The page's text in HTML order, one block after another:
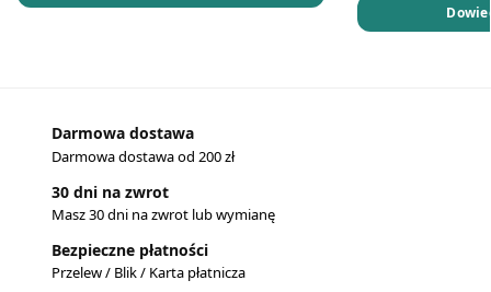
Darmowa dostawa
Darmowa dostawa od 200 zł
30 dni na zwrot
Masz 30 dni na zwrot lub wymianę
Bezpieczne płatności
Przelew / Blik / Karta płatnicza